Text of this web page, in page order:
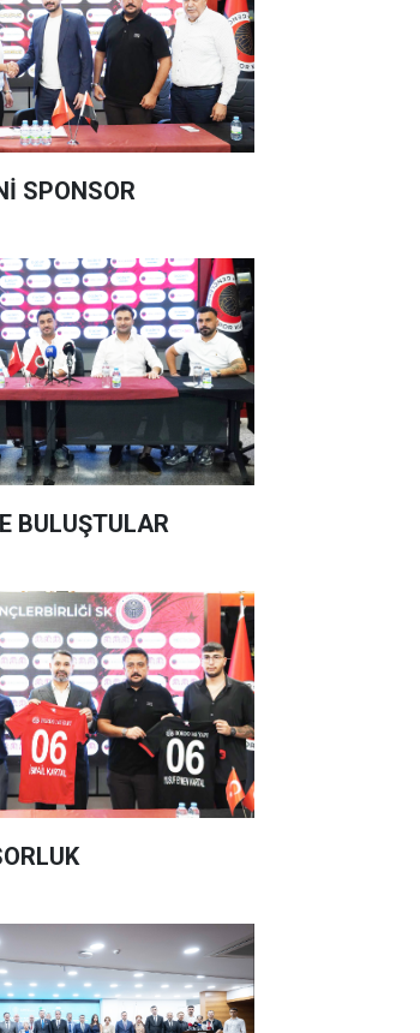
SPONSOR
BULUŞTULAR